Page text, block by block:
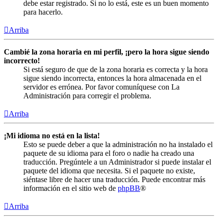
debe estar registrado. Si no lo está, este es un buen momento
para hacerlo.
Arriba
Cambié la zona horaria en mi perfil, ¡pero la hora sigue siendo
incorrecto!
Si está seguro de que de la zona horaria es correcta y la hora
sigue siendo incorrecta, entonces la hora almacenada en el
servidor es errónea. Por favor comuníquese con La
Administración para corregir el problema.
Arriba
¡Mi idioma no está en la lista!
Esto se puede deber a que la administración no ha instalado el
paquete de su idioma para el foro o nadie ha creado una
traducción. Pregúntele a un Administrador si puede instalar el
paquete del idioma que necesita. Si el paquete no existe,
siéntase libre de hacer una traducción. Puede encontrar más
información en el sitio web de phpBB®
Arriba